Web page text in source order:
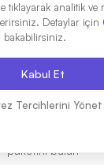
Seçin
paketini bulun
tıklayarak analitik ve
Detaylar için
bakabilirsiniz.
Kabul Et
Tercihlerini Yönet